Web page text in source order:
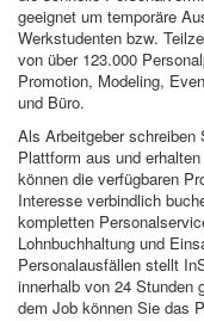
geeignet um temporäre
Werkstudenten bzw.
von über 123.000
Promotion, Modeling,
und Büro.
Als Arbeitgeber schreiben
Plattform aus und
können die verfügbaren
Interesse verbindlich
kompletten
Lohnbuchhaltung und
Personalausfällen stellt
innerhalb von 24 Stunden
dem Job können Sie das